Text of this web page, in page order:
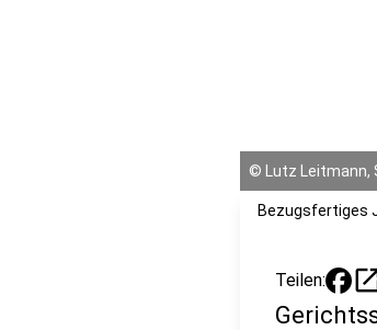
© Lutz
Bezugsfertiges
Teilen: